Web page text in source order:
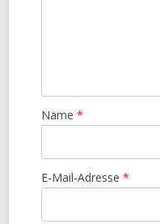
Name *
E-Mail-Adresse *